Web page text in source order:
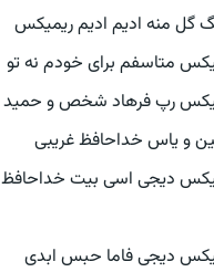
گل منه ادیم ادیم ریمیکس
متاسفم برای خودم نه تو
رپ فرهاد شخص و حمید
و یاس خداحافظ غریبی
دیجی اسی بیت خداحافظ
دیجی فاما حبس ابدی